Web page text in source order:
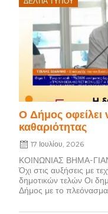
Ο Δήμος οφείλει
καθαριότητας
17 Ιουλίου, 2026
ΚΟΙΝΩΝΙΑΣ ΒΗΜΑ-
Όχι στις αυξήσεις με
δημοτικών τελών Οι
Δήμος με το πλεόνασμα